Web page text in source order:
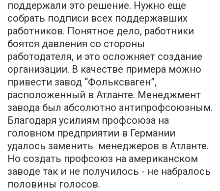
поддержали это решение. Нужно еще
собрать подписи всех поддержавших
работников. Понятное дело, работники
боятся давления со стороны
работодателя, и это осложняет создание
организации. В качестве примера можно
привести завод “Фольксваген”,
расположенный в Атланте. Менеджмент
завода был абсолютно антипрофсоюзным.
Благодаря усилиям профсоюза на
головном предприятии в Германии
удалось заменить менеджеров в Атланте.
Но создать профсоюз на американском
заводе так и не получилось - не набралось
половины голосов.